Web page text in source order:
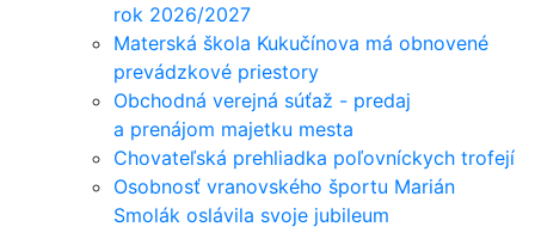
rok 2026/2027
Materská škola Kukučínova má obnovené
prevádzkové priestory
Obchodná verejná súťaž - predaj
a prenájom majetku mesta
Chovateľská prehliadka poľovníckych trofejí
Osobnosť vranovského športu Marián
Smolák oslávila svoje jubileum